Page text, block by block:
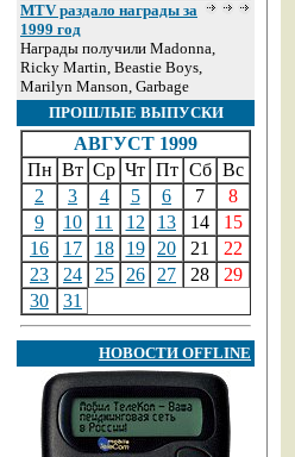
MTV раздало награды за
1999 год
Награды получили Madonna,
Ricky Martin, Beastie Boys,
Marilyn Manson, Garbage
ПРОШЛЫЕ ВЫПУСКИ
АВГУСТ 1999
Пн Вт Ср Чт Пт Сб Вс
2
3 4 5 6 7
8
9
10 11 12 13 14
15
16
17 18 19 20 21
22
23
24 25 26 27 28
29
30
31
НОВОСТИ OFFLINE